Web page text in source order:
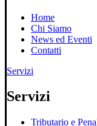
Home
Chi Siamo
News ed Eventi
Contatti
Servizi
Servizi
Tributario e